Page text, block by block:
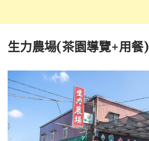
生力農場(茶園導覽+用餐)